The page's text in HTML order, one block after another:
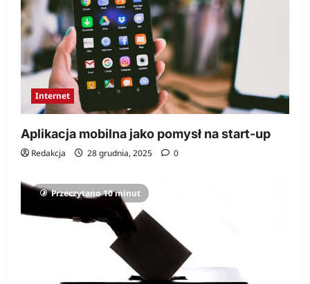
Internet
Aplikacja mobilna jako pomysł na start-up
Redakcja 28 grudnia, 2025 0
Przeczytano 10 minut